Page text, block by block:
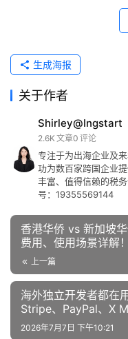
生成海报
关于作者
Shirley@Ingstart
2.6K 文章0 评论
专注于为出海企业及
功为数百家跨国企业
丰富、值得信赖的税
号：19355569144
香港华侨 vs 新加坡华侨 有何区别？2026开户条件、
费用、使用场景详解！
上一篇
海外独立开发者都在
Stripe、PayPal、X
2026年7月7日 下午10:21